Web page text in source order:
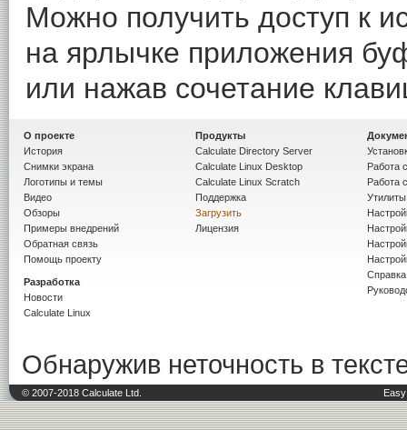
Можно получить доступ к
на ярлычке приложения
или нажав сочетание
О проекте
История
Снимки экрана
Логотипы и темы
Видео
Обзоры
Примеры внедрений
Обратная связь
Помощь проекту
Разработка
Новости
Calculate Linux
Продукты
Calculate Directory Server
Calculate Linux Desktop
Calculate Linux Scratch
Поддержка
Загрузить
Лицензия
Работа
Работа
Справка
Обнаружив неточность в
© 2007-2018 Calculate Ltd.